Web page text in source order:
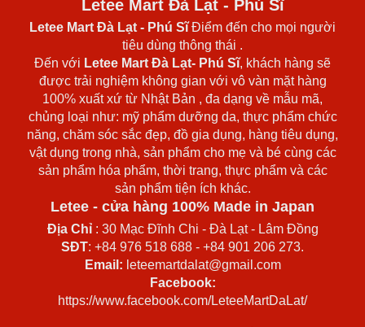
Letee Mart Đà Lạt - Phú Sĩ
Letee Mart Đà Lạt - Phú SĩĐiểm đến cho mọi người
tiêu dùng thông thái .
Đến với Letee Mart Đà Lạt- Phú Sĩ, khách hàng sẽ
được trải nghiệm không gian với vô vàn mặt hàng
100% xuất xứ từ Nhật Bản , đa dạng về mẫu mã,
chủng loại như: mỹ phẩm dưỡng da, thực phẩm chức
năng, chăm sóc sắc đẹp, đồ gia dụng, hàng tiêu dụng,
vật dụng trong nhà, sản phẩm cho mẹ và bé cùng các
sản phẩm hóa phẩm, thời trang, thực phẩm và các
sản phẩm tiện ích khác.
Letee - cửa hàng 100% Made in Japan
Địa Chỉ: 30 Mạc Đĩnh Chi - Đà Lạt - Lâm Đồng
SĐT: +84 976 518 688 - +84 901 206 273.
Email: leteemartdalat@gmail.com
Facebook:
https://www.facebook.com/LeteeMartDaLat/